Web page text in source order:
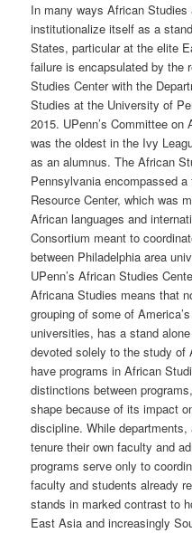
In many ways African
institutionalize itself as a
States, particular at the elite
failure is encapsulated by the
Studies Center with the
Studies at the University of
2015. UPenn’s Committee on
was the oldest in the Ivy
as an alumnus. The African
Pennsylvania encompassed
Resource Center, which was
African languages and
Consortium meant to
between Philadelphia area
UPenn’s African Studies
Africana Studies means that
grouping of some of
universities, has a stand
devoted solely to the study of
have programs in African
distinctions between
shape because of its impact
discipline. While
tenure their own faculty and
programs serve only to
faculty and students already
stands in marked contrast to
East Asia and increasingly